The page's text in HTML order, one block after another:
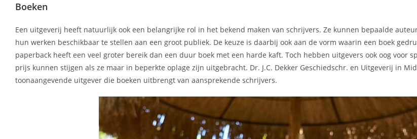
Boeken
Een uitgeverij heeft natuurlijk ook een belangrijke rol in het bekend maken van schrijvers. Ze kunnen bepaalde
hun werken beschikbaar te stellen aan een groot publiek. De keuze is daarbij ook aan de vorm waarin een boek
paperback heeft een veel groter bereik dan een duur boek met een harde kaft. Toch hebben uitgevers ook oog voor
prijs kunnen stijgen als ze maar in beperkte oplage zijn uitgebracht. Dr. J.C. Dekker Geschiedschr. en Uitgeverij in
toonaangevende uitgever die boeken uitbrengt van aansprekende schrijvers.